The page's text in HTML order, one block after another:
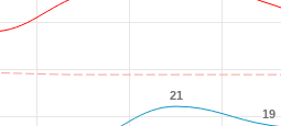
21
21
19
19